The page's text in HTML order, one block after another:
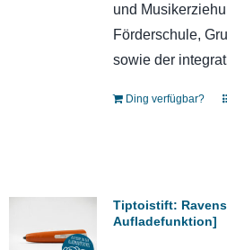
und
Förderschule,
sowie der
Ding verfügbar?
Tiptoistift:
Aufladefunktion]